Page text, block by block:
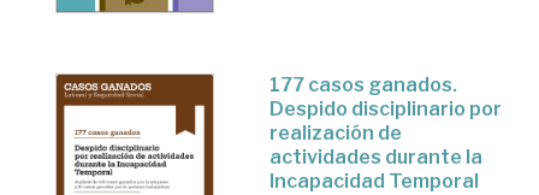
177 casos ganados.
Despido disciplinario por
realización de
actividades durante la
Incapacidad Temporal